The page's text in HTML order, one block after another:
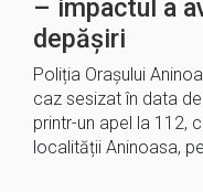
– impactul a
depășiri
Poliția Orașului
caz sesizat în data
printr-un apel la 112,
localității Aninoasa,